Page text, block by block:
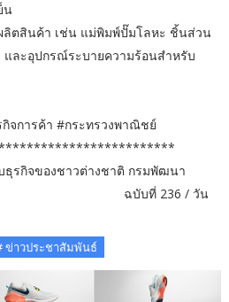
น
สินค้า เช่น แม่พิมพ์ปั๊มโลหะ ชิ้นส่วน
ละอุปกรณ์ระบายความร้อนสำหรับ
จการค้า #กระทรวงพาณิชย์
ธุรกิจของชาวต่างชาติ กรมพัฒนา
ฉบับที่ 236 / วัน
ข่าวประชาสัมพันธ์